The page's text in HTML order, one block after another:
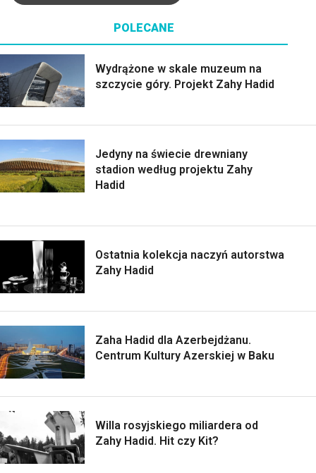
POLECANE
Wydrążone w skale muzeum na
szczycie góry. Projekt Zahy Hadid
Jedyny na świecie drewniany
stadion według projektu Zahy
Hadid
Ostatnia kolekcja naczyń autorstwa
Zahy Hadid
Zaha Hadid dla Azerbejdżanu.
Centrum Kultury Azerskiej w Baku
Willa rosyjskiego miliardera od
Zahy Hadid. Hit czy Kit?